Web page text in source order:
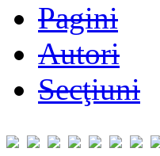
Pagini
Autori
Secţiuni